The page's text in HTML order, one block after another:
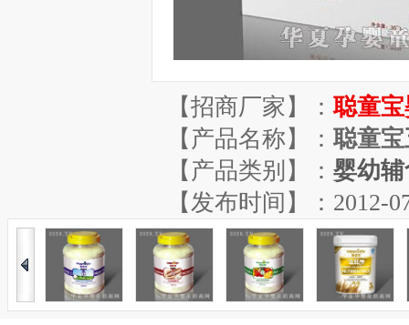
【招商厂家】： 聪童
【产品名称】： 聪童
【产品类别】： 婴幼
【发布时间】：2012-